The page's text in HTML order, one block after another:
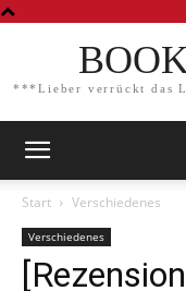
***Lieber verrückt das
Start Verschiedenes
Verschiedenes